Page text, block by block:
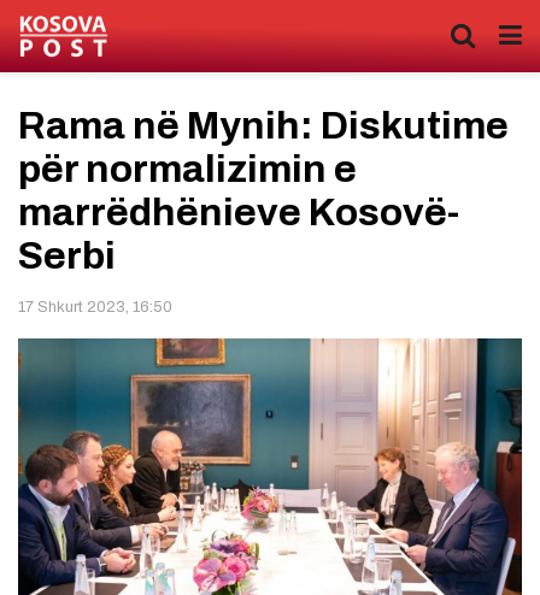
Rama në Mynih: Diskutime
për normalizimin e
marrëdhënieve Kosovë-
Serbi
17 Shkurt 2023, 16:50